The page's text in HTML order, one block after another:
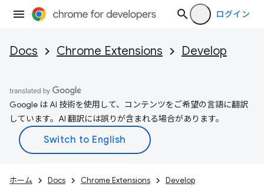
ログイン
Docs Chrome Extensions Develop
Google は AI 技術を使用して、コンテンツをご希望の言語に翻訳
しています。AI 翻訳には誤りが含まれる場合があります。
ホーム Docs Chrome Extensions Develop